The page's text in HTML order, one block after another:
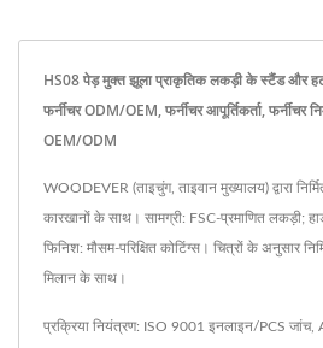
HS08 पेड़ मुक्त झूला प्राकृतिक लकड़ी के स्टैंड और
फर्नीचर ODM/OEM, फर्नीचर आपूर्तिकर्ता, फर्नीचर
OEM/ODM
WOODEVER (ताइचुंग, ताइवान मुख्यालय) द्वारा
कारखानों के साथ। सामग्री: FSC-प्रमाणित लकड़ी;
फिनिश: मौसम-परिक्षित कोटिंग्स। चित्रों के अनुसार
मिलान के साथ।
प्रक्रिया नियंत्रण: ISO 9001 इनलाइन/PCS